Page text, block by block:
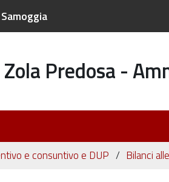
Predosa -
e consuntivo e DUP Bilanci